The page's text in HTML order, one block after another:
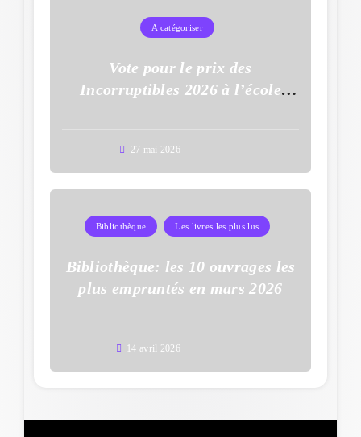
A catégoriser
Vote pour le prix des
Incorruptibles 2026 à l’école
27 mai 2026
Bibliothèque Les livres les plus lus
Bibliothèque: les 10 ouvrages les
plus empruntés en mars 2026
14 avril 2026